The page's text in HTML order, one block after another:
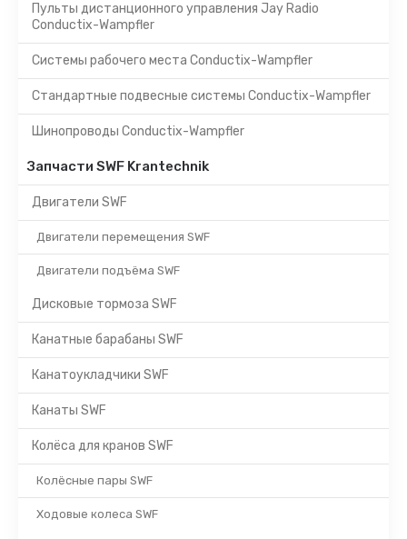
Пульты дистанционного управления Jay Radio
Conductix-Wampfler
Системы рабочего места Conductix-Wampfler
Стандартные подвесные системы Conductix-Wampfler
Шинопроводы Conductix-Wampfler
Запчасти SWF Krantechnik
Двигатели SWF
Двигатели перемещения SWF
Двигатели подъёма SWF
Дисковые тормоза SWF
Канатные барабаны SWF
Канатоукладчики SWF
Канаты SWF
Колёса для кранов SWF
Колёсные пары SWF
Ходовые колеса SWF